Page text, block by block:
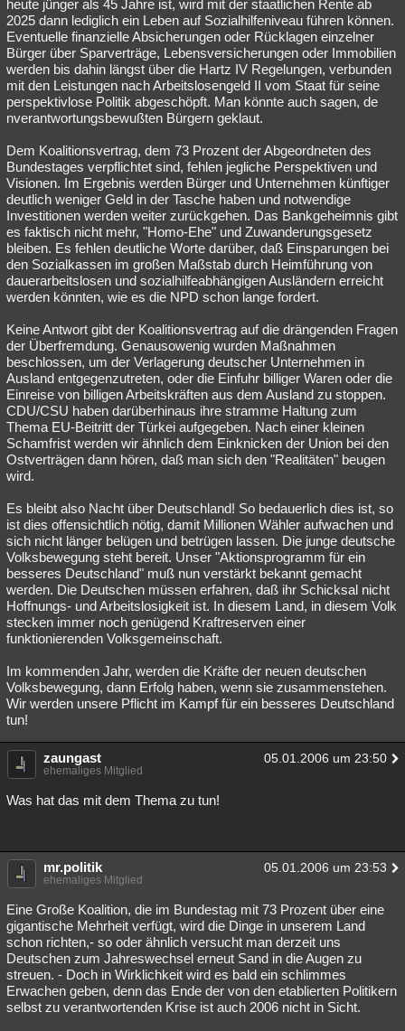
heute jünger als 45 Jahre ist, wird mit der staatlichen Rente ab
2025 dann lediglich ein Leben auf Sozialhilfeniveau führen können.
Eventuelle finanzielle Absicherungen oder Rücklagen einzelner
Bürger über Sparverträge, Lebensversicherungen oder Immobilien
werden bis dahin längst über die Hartz IV Regelungen, verbunden
mit den Leistungen nach Arbeitslosengeld II vom Staat für seine
perspektivlose Politik abgeschöpft. Man könnte auch sagen, de
nverantwortungsbewußten Bürgern geklaut.
Dem Koalitionsvertrag, dem 73 Prozent der Abgeordneten des
Bundestages verpflichtet sind, fehlen jegliche Perspektiven und
Visionen. Im Ergebnis werden Bürger und Unternehmen künftiger
deutlich weniger Geld in der Tasche haben und notwendige
Investitionen werden weiter zurückgehen. Das Bankgeheimnis gibt
es faktisch nicht mehr, "Homo-Ehe" und Zuwanderungsgesetz
bleiben. Es fehlen deutliche Worte darüber, daß Einsparungen bei
den Sozialkassen im großen Maßstab durch Heimführung von
dauerarbeitslosen und sozialhilfeabhängigen Ausländern erreicht
werden könnten, wie es die NPD schon lange fordert.
Keine Antwort gibt der Koalitionsvertrag auf die drängenden Fragen
der Überfremdung. Genausowenig wurden Maßnahmen
beschlossen, um der Verlagerung deutscher Unternehmen in
Ausland entgegenzutreten, oder die Einfuhr billiger Waren oder die
Einreise von billigen Arbeitskräften aus dem Ausland zu stoppen.
CDU/CSU haben darüberhinaus ihre stramme Haltung zum
Thema EU-Beitritt der Türkei aufgegeben. Nach einer kleinen
Schamfrist werden wir ähnlich dem Einknicken der Union bei den
Ostverträgen dann hören, daß man sich den "Realitäten" beugen
wird.
Es bleibt also Nacht über Deutschland! So bedauerlich dies ist, so
ist dies offensichtlich nötig, damit Millionen Wähler aufwachen und
sich nicht länger belügen und betrügen lassen. Die junge deutsche
Volksbewegung steht bereit. Unser "Aktionsprogramm für ein
besseres Deutschland" muß nun verstärkt bekannt gemacht
werden. Die Deutschen müssen erfahren, daß ihr Schicksal nicht
Hoffnungs- und Arbeitslosigkeit ist. In diesem Land, in diesem Volk
stecken immer noch genügend Kraftreserven einer
funktionierenden Volksgemeinschaft.
Im kommenden Jahr, werden die Kräfte der neuen deutschen
Volksbewegung, dann Erfolg haben, wenn sie zusammenstehen.
Wir werden unsere Pflicht im Kampf für ein besseres Deutschland
tun!
zaungast 05.01.2006 um 23:50
ehemaliges Mitglied
Was hat das mit dem Thema zu tun!
mr.politik 05.01.2006 um 23:53
ehemaliges Mitglied
Eine Große Koalition, die im Bundestag mit 73 Prozent über eine
gigantische Mehrheit verfügt, wird die Dinge in unserem Land
schon richten,- so oder ähnlich versucht man derzeit uns
Deutschen zum Jahreswechsel erneut Sand in die Augen zu
streuen. - Doch in Wirklichkeit wird es bald ein schlimmes
Erwachen geben, denn das Ende der von den etablierten Politikern
selbst zu verantwortenden Krise ist auch 2006 nicht in Sicht.